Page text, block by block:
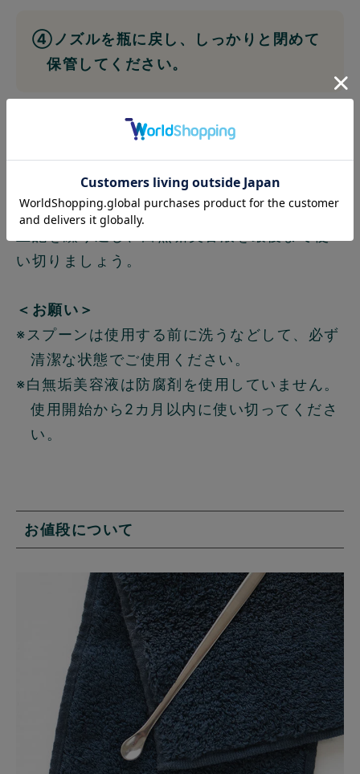
④ノズルを瓶に戻し、しっかりと閉めて
保管してください。
⑤使用後スプーンは綺麗に洗って保管し
い切りましょう。
＜お願い＞
※スプーンは使用する前に洗うなどして、必ず
清潔な状態でご使用ください。
※白無垢美容液は防腐剤を使用していません。
使用開始から2カ月以内に使い切ってくださ
い。
お値段について